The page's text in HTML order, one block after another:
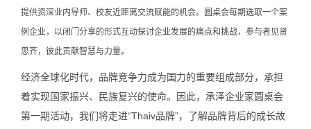
提供资深业内导师、校友近距离交流赋能的机会。圆桌会每期选取一个案
例企业，以闭门分享的形式互动探讨企业发展的痛点和挑战，参与者见贤
思齐，彼此贡献智慧与力量。
经济全球化时代，品牌竞争力成为国力的重要组成部分，承担
着实现国家振兴、民族复兴的使命。因此，承泽企业家圆桌会
第一期活动，我们将走进“Thaiv品牌”，了解品牌背后的成长故